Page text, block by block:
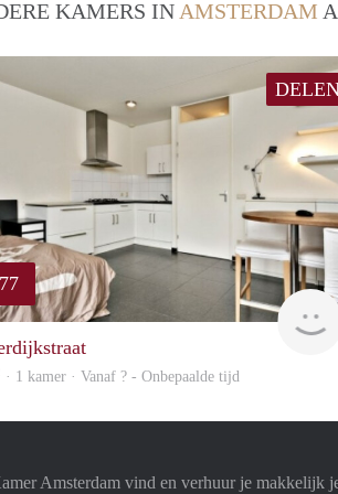
KAMERS IN AMSTERDAM
· 1 kamer · Vanaf ? - Onbepaalde tijd
Amsterdam vind en verhuur je makkelijk